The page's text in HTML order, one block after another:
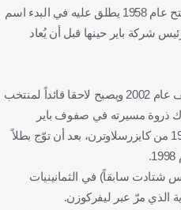
وكان ملعب ليفركوزن الحالي الذي افتتح عام 1958 يطلق عليه في البدء اسم
شركة باير حينها قبل أن يُعاد
قبل انضمامه إلى بايرن ميونخ في صيف عام 2002 ويصبح لاحقا قائداً لمنتخب
بلغ ميكايل بالاك ذروة مسيرته في صفوف باير
ليفركوزن، الذي انضم إليه في عام 1999 من كايزرسلاوترن، بعد أن توّج بطلاً
شتادت سابقاً) في الثمانينيات
الذي مرّ عبر ليفركوزن.